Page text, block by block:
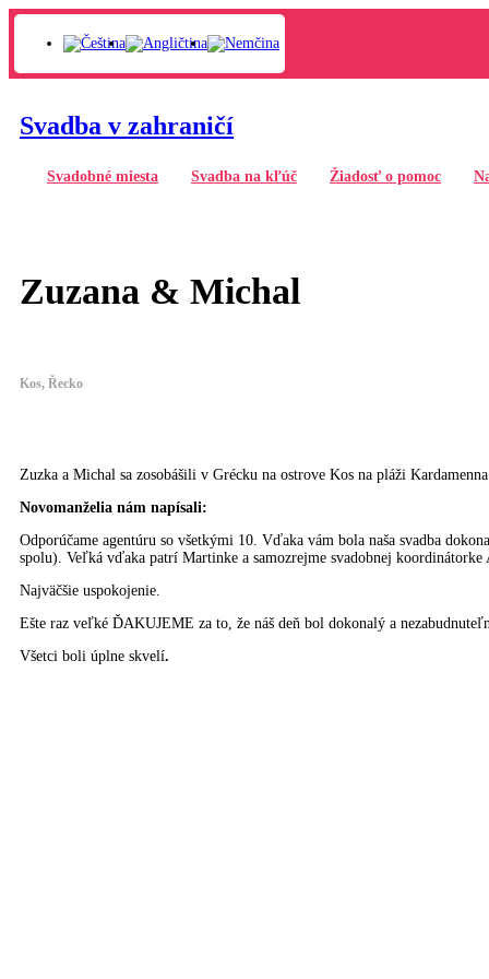
Svadba v zahraničí
Svadobné miesta Svadba na kľúč Žiadosť o pomoc
Zuzana & Michal
Kos, Řecko
Zuzka a Michal sa zosobášili v Grécku na ostrove Kos na pláži Kardamenna
Novomanželia nám napísali:
Odporúčame agentúru so všetkými 10. Vďaka vám bola naša svadba
spolu). Veľká vďaka patrí Martinke a samozrejme svadobnej
Najväčšie uspokojenie.
Ešte raz veľké ĎAKUJEME za to, že náš deň bol dokonalý a
Všetci boli úplne skvelí.